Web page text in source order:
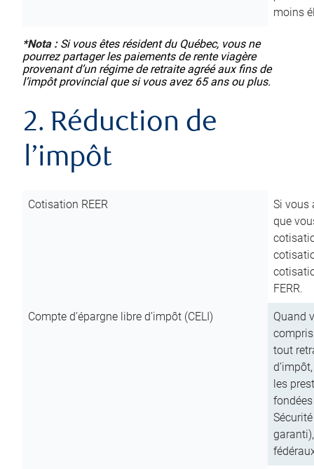
moins
*Nota :Si vous êtes résident du Québec, vous ne
pourrez partager les paiements de rente viagère
provenant d’un régime de retraite agréé aux fins de
l’impôt provincial que si vous avez 65 ans ou plus.
2. Réduction de
l’impôt
Cotisation REER
Si vous
que
FERR.
Compte d’épargne libre d’impôt (CELI)
Quand
tout
les